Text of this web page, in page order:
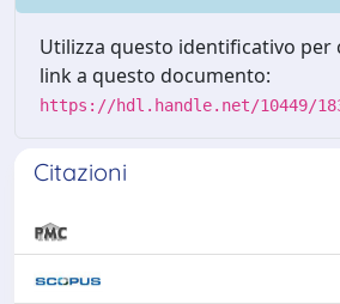
Utilizza questo identificativo per
link a questo documento:
https://hdl.handle.net/10449/
Citazioni